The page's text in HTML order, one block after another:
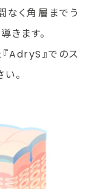
なく角層までう
きます。
AdryS』でのス
。